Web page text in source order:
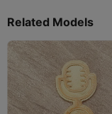
Related Models